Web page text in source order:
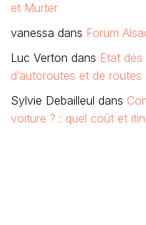
et Murter
vanessa dans Forum
Luc Verton dans Etat
d’autoroutes et de
Sylvie Debailleul dans
voiture ? : quel coût et